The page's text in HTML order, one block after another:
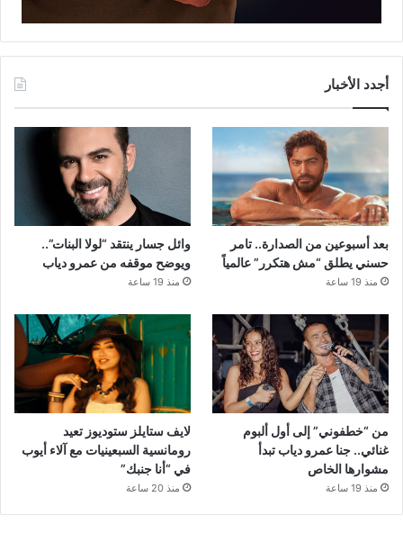
أجدد الأخبار
بعد أسبوعين من الصدارة.. تامر
حسني يطلق “مش هتكرر” عالمياً
منذ 19 ساعة
وائل جسار ينتقد “لولا البنات”..
ويوضح موقفه من عمرو دياب
منذ 19 ساعة
من “خطفوني” إلى أول ألبوم
غنائي.. جنا عمرو دياب تبدأ
مشوارها الخاص
منذ 19 ساعة
لايف ستايلز ستوديوز تعيد
رومانسية السبعينيات مع آلاء أيوب
في “أنا جنبك”
منذ 20 ساعة